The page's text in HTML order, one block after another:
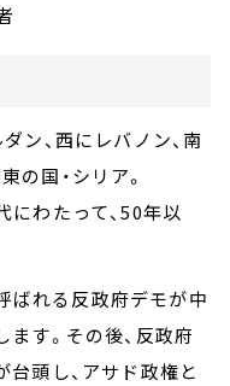
ン、西にレバノン、南
の国・シリア。
わたって、50年以
ばれる反政府デモが中
す。その後、反政府
頭し、アサド政権と